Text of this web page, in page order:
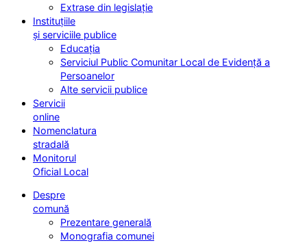
Extrase din legislație
Instituțiile
și serviciile publice
Educația
Serviciul Public Comunitar Local de Evidență a
Persoanelor
Alte servicii publice
Servicii
online
Nomenclatura
stradală
Monitorul
Oficial Local
Despre
comună
Prezentare generală
Monografia comunei